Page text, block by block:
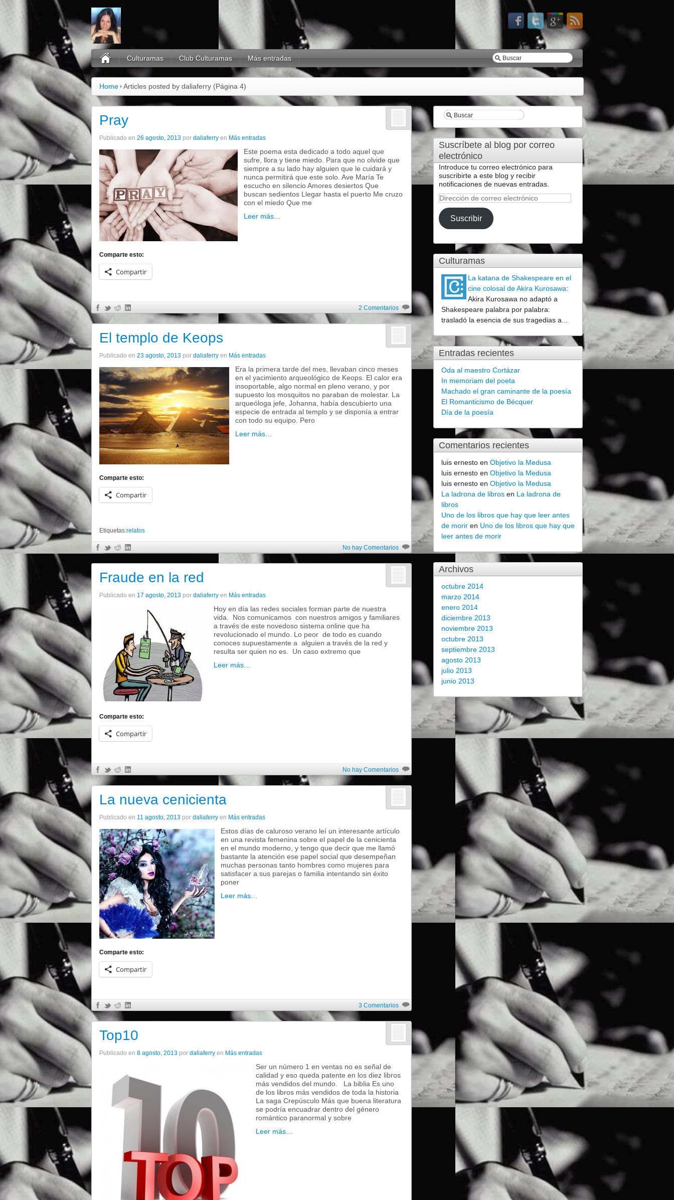
Culturamas Club Culturamas Más entradas
Home Articles posted by daliaferry (Página 4)
Pray
Publicado en 26 agosto, 2013 por daliaferry en Más entradas
Este poema esta dedicado a todo aquel que
sufre, llora y tiene miedo. Para que no olvide que
siempre a su lado hay alguien que le cuidará y
nunca permitirá que este solo. Ave María Te
escucho en silencio Amores desiertos Que
buscan sedientos Llegar hasta el puerto Me cruzo
con el miedo Que me
Leer más…
Comparte esto:
Compartir
2 Comentarios
El templo de Keops
Publicado en 23 agosto, 2013 por daliaferry en Más entradas
Era la primera tarde del mes, llevaban cinco meses
en el yacimiento arqueológico de Keops. El calor era
insoportable, algo normal en pleno verano, y por
supuesto los mosquitos no paraban de molestar. La
arqueóloga jefe, Johanna, había descubierto una
especie de entrada al templo y se disponía a entrar
con todo su equipo. Pero
Leer más…
Comparte esto:
Compartir
Etiquetas:relatos
No hay Comentarios
Fraude en la red
Publicado en 17 agosto, 2013 por daliaferry en Más entradas
Hoy en día las redes sociales forman parte de nuestra
vida. Nos comunicamos con nuestros amigos y familiares
a través de este novedoso sistema online que ha
revolucionado el mundo. Lo peor de todo es cuando
conoces supuestamente a alguien a través de la red y
resulta ser quien no es. Un caso extremo que
Leer más…
Comparte esto:
Compartir
No hay Comentarios
La nueva cenicienta
Publicado en 11 agosto, 2013 por daliaferry en Más entradas
Estos días de caluroso verano leí un interesante artículo
en una revista femenina sobre el papel de la cenicienta
en el mundo moderno, y tengo que decir que me llamó
bastante la atención ese papel social que desempeñan
muchas personas tanto hombres como mujeres para
satisfacer a sus parejas o familia intentando sin éxito
poner
Leer más…
Comparte esto:
Compartir
3 Comentarios
Top10
Publicado en 8 agosto, 2013 por daliaferry en Más entradas
Ser un número 1 en ventas no es señal de
calidad y eso queda patente en los diez libros
más vendidos del mundo. La biblia Es uno
de los libros más vendidos de toda la historia
La saga Crepúsculo Más que buena literatura
se podría encuadrar dentro del género
romántico paranormal y sobre
Leer más…
Suscríbete al blog por correo
electrónico
Introduce tu correo electrónico para
suscribirte a este blog y recibir
notificaciones de nuevas entradas.
Dirección
de
correo
electrónico
Suscribir
Culturamas
La katana de Shakespeare en el
cine colosal de Akira Kurosawa:
Akira Kurosawa no adaptó a
Shakespeare palabra por palabra:
trasladó la esencia de sus tragedias a...
Entradas recientes
Oda al maestro Cortázar
In memoriam del poeta
Machado el gran caminante de la poesía
El Romanticismo de Bécquer
Día de la poesía
Comentarios recientes
luis ernesto enObjetivo la Medusa
luis ernesto enObjetivo la Medusa
luis ernesto enObjetivo la Medusa
La ladrona de libros en La ladrona de
libros
Uno de los libros que hay que leer antes
de morir en Uno de los libros que hay que
leer antes de morir
Archivos
octubre 2014
marzo 2014
enero 2014
diciembre 2013
noviembre 2013
octubre 2013
septiembre 2013
agosto 2013
julio 2013
junio 2013